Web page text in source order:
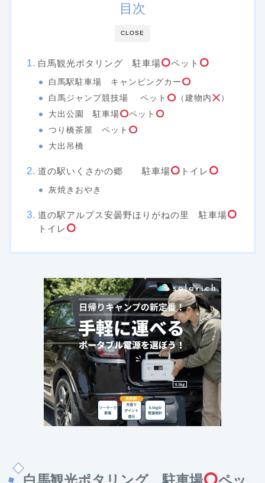
CLOSE
目次
白馬観光ポタリング 駐車場 ペット
白馬駅駐車場 キャンピングカー
白馬ジャンプ競技場 ペット
（建物内
）
大出公園 駐車場
ペット
つり橋茶屋 ペット
大出吊橋
道の駅いくさかの郷 駐車場 トイレ
灰焼きおやき
道の駅アルプス安曇野ほりがねの里 駐車場
トイレ